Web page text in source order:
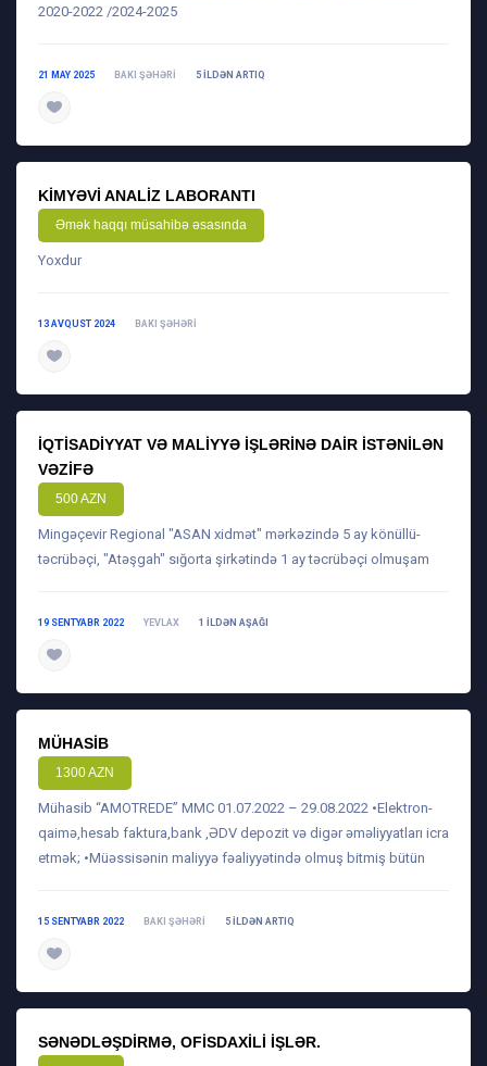
2020-2022 /2024-2025
21 MAY 2025 BAKI ŞƏHƏRI 5 ILDƏN ARTIQ
KIMYƏVI ANALIZ LABORANTI
Əmək haqqı müsahibə əsasında
Yoxdur
13 AVQUST 2024 BAKI ŞƏHƏRI
İQTISADIYYAT VƏ MALIYYƏ IŞLƏRINƏ DAIR ISTƏNILƏN
VƏZIFƏ
500 AZN
Mingəçevir Regional "ASAN xidmət" mərkəzində 5 ay könüllü-
təcrübəçi, "Atəşgah" sığorta şirkətində 1 ay təcrübəçi olmuşam
19 SENTYABR 2022 YEVLAX 1 ILDƏN AŞAĞI
MÜHASIB
1300 AZN
Mühasib “AMOTREDE” MMC 01.07.2022 – 29.08.2022 •Elektron-
qaimə,hesab faktura,bank ,ƏDV depozit və digər əməliyyatları icra
etmək; •Müəssisənin maliyyə fəaliyyətində olmuş bitmiş bütün
15 SENTYABR 2022 BAKI ŞƏHƏRI 5 ILDƏN ARTIQ
SƏNƏDLƏŞDIRMƏ, OFISDAXILI IŞLƏR.